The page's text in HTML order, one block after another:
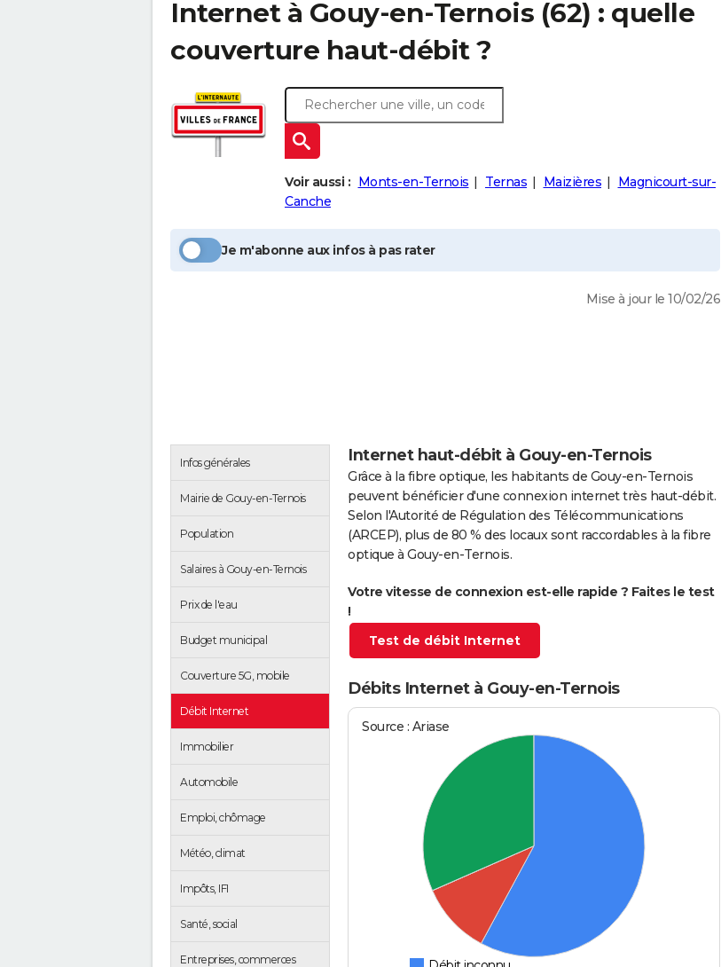
Internet à Gouy-en-Ternois (62) : quelle
couverture haut-débit ?
Voir aussi : Monts-en-Ternois Ternas Maizières
Magnicourt-sur-
Canche
Je m'abonne aux infos à pas rater
Mise à jour le 10/02/26
Infos générales
Mairie de Gouy-en-Ternois
Population
Salaires à Gouy-en-Ternois
Prix de l'eau
Budget municipal
Couverture 5G, mobile
Débit Internet
Immobilier
Automobile
Emploi, chômage
Météo, climat
Impôts, IFI
Santé, social
Entreprises, commerces
Internet haut-débit à Gouy-en-Ternois
Grâce à la fibre optique, les habitants de Gouy-en-Ternois
peuvent bénéficier d'une connexion internet très haut-débit.
Selon l'Autorité de Régulation des Télécommunications
(ARCEP), plus de 80 % des locaux sont raccordables à la fibre
optique à Gouy-en-Ternois.
Votre vitesse de connexion est-elle rapide ? Faites le test
!
Test de débit Internet
Débits Internet à Gouy-en-Ternois
Source : Ariase